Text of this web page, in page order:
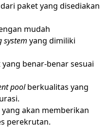
paket yang disediakan
mudah
system yang dimiliki
benar-benar sesuai
poolberkualitas yang
akan memberikan
perekrutan.